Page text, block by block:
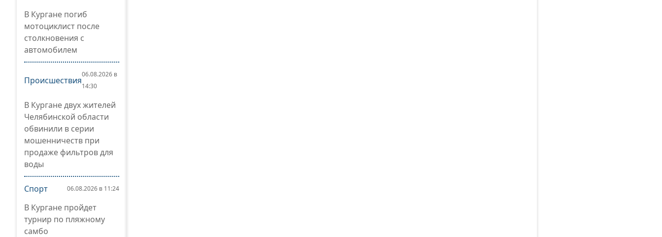
В Кургане погиб
мотоциклист после
столкновения с
автомобилем
Происшествия
06.08.2026 в
14:30
В Кургане двух жителей
Челябинской области
обвинили в серии
мошенничеств при
продаже фильтров для
воды
Спорт 06.08.2026 в 11:24
В Кургане пройдет
турнир по пляжному
самбо